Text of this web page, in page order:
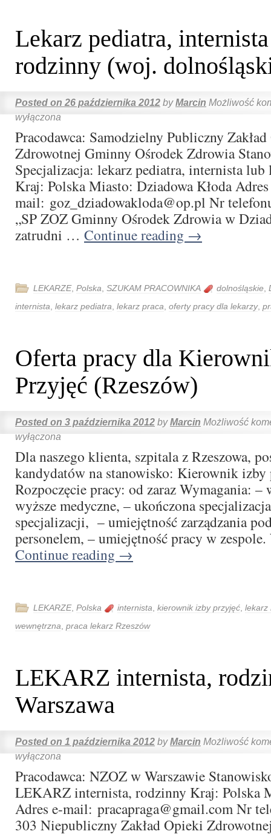
Lekarz pediatra,
rodzinny (woj.
Posted on 26 października 2012 by Marcin Możliwość
wyłączona
Pracodawca: Samodzielny Publiczny
Zdrowotnej Gminny Ośrodek Zdrowia
Specjalizacja: lekarz pediatra, internista
Kraj: Polska Miasto: Dziadowa Kłoda
mail: goz_dziadowakloda@op.pl Nr
„SP ZOZ Gminny Ośrodek Zdrowia w
zatrudni … Continue reading →
LEKARZE, Polska SZUKAM PRACOWNIKA dolnośląskie
internista lekarz pediatra lekarz praca oferty pracy dla lekarzy,
Oferta pracy dla
Przyjęć (Rzeszów)
Posted on 3 października 2012 by Marcin Możliwość
wyłączona
Dla naszego klienta, szpitala z Rzeszowa,
kandydatów na stanowisko: Kierownik izby
Rozpoczęcie pracy: od zaraz Wymagania: –
wyższe medyczne, – ukończona
specjalizacji, – umiejętność zarządzania
personelem, – umiejętność pracy w
Continue reading →
LEKARZE, Polska internista kierownik izby przyjęć lekarz
wewnętrzna praca lekarz Rzeszów
LEKARZ internista,
Warszawa
Posted on 1 października 2012 by Marcin Możliwość
wyłączona
Pracodawca: NZOZ w Warszawie
LEKARZ internista, rodzinny Kraj: Polska
Adres e-mail: pracapraga@gmail.com Nr
303 Niepubliczny Zakład Opieki